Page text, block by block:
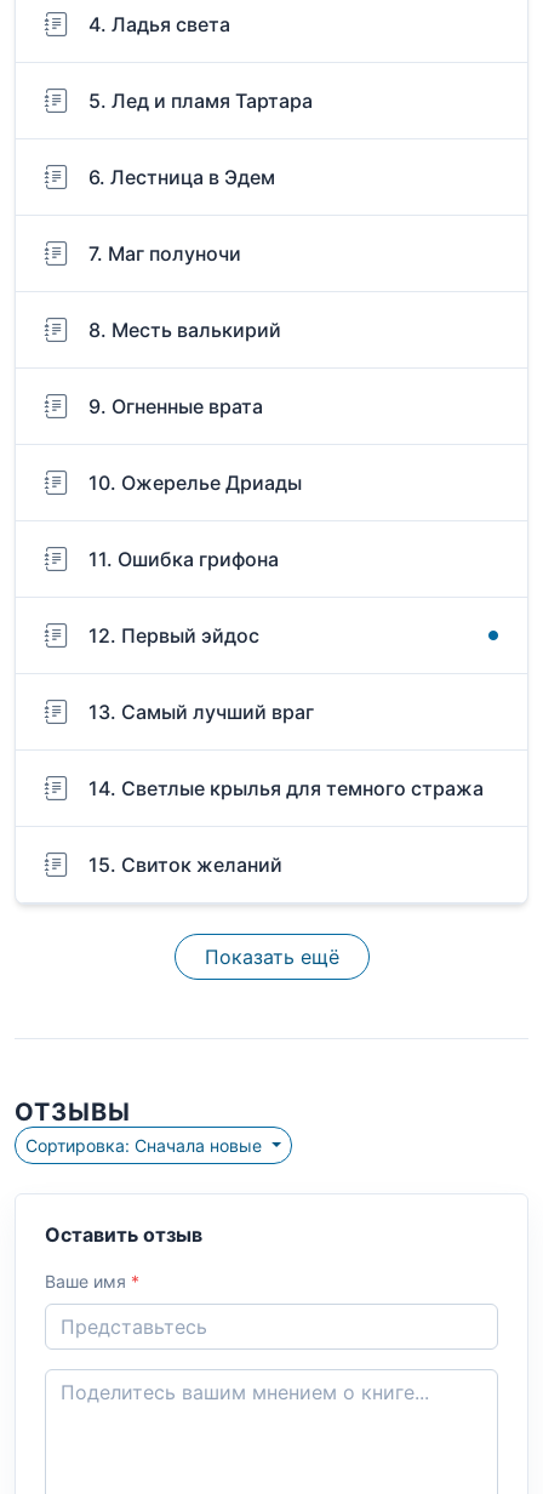
4. Ладья света
5. Лед и пламя Тартара
6. Лестница в Эдем
7. Маг полуночи
8. Месть валькирий
9. Огненные врата
10. Ожерелье Дриады
11. Ошибка грифона
12. Первый эйдос
13. Самый лучший враг
14. Светлые крылья для темного стража
15. Свиток желаний
Показать ещё
ОТЗЫВЫ
Сортировка: Сначала новые
Оставить отзыв
Ваше имя *